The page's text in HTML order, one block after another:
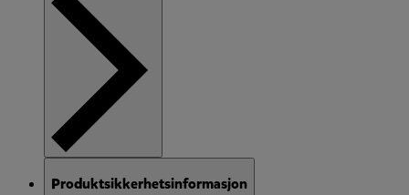
Produktsikkerhetsinformasjon